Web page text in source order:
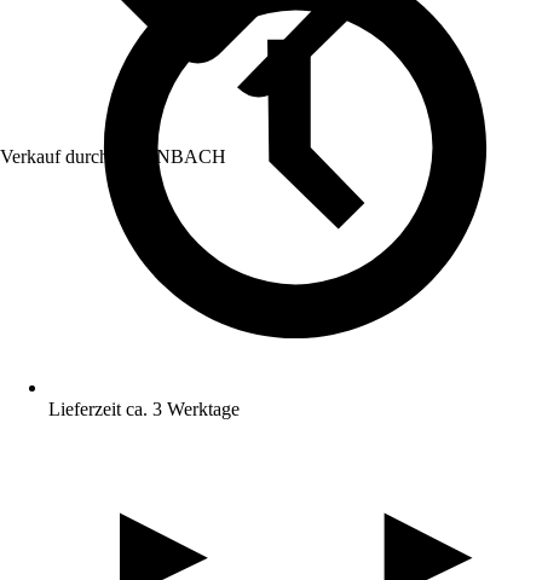
Verkauf durch: HORNBACH
Lieferzeit ca. 3 Werktage